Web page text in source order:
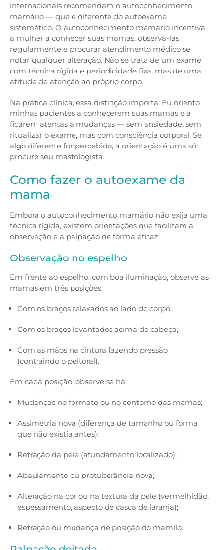
internacionais recomendam o autoconhecimento
mamário — que é diferente do autoexame
sistemático. O autoconhecimento mamário incentiva
a mulher a conhecer suas mamas, observá-las
regularmente e procurar atendimento médico se
notar qualquer alteração. Não se trata de um exame
com técnica rígida e periodicidade fixa, mas de uma
atitude de atenção ao próprio corpo.
Na prática clínica, essa distinção importa. Eu oriento
minhas pacientes a conhecerem suas mamas e a
ficarem atentas a mudanças — sem ansiedade, sem
ritualizar o exame, mas com consciência corporal. Se
algo diferente for percebido, a orientação é uma só:
procure seu mastologista.
Como fazer o autoexame da
mama
Embora o autoconhecimento mamário não exija uma
técnica rígida, existem orientações que facilitam a
observação e a palpação de forma eficaz.
Observação no espelho
Em frente ao espelho, com boa iluminação, observe as
mamas em três posições:
Com os braços relaxados ao lado do corpo;
Com os braços levantados acima da cabeça;
Com as mãos na cintura fazendo pressão
(contraindo o peitoral).
Em cada posição, observe se há:
Mudanças no formato ou no contorno das mamas;
Assimetria nova (diferença de tamanho ou forma
que não existia antes);
Retração da pele (afundamento localizado);
Abaulamento ou protuberância nova;
Alteração na cor ou na textura da pele (vermelhidão,
espessamento, aspecto de casca de laranja);
Retração ou mudança de posição do mamilo.